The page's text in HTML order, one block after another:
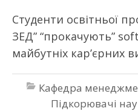
Студенти освітньої
ЗЕД” “прокачують”
майбутніх кар’єрних
Кафедра
Підкорювачі